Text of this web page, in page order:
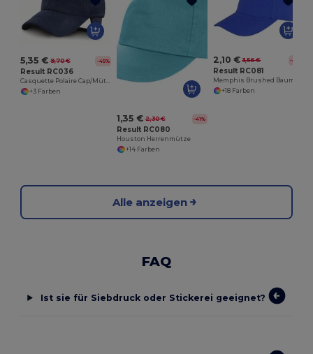
5,35 € 9,70 € -45%
Result RC036
Casquette Polaire Cap/Mütze
+3 Farben
1,35 € 2,30 € -41%
Result RC080
Houston Herrenmütze
+14 Farben
2,10 € 3,56 € -41%
Result RC081
+18 Farben
Alle anzeigen
FAQ
Ist sie für Siebdruck oder Stickerei geeignet?